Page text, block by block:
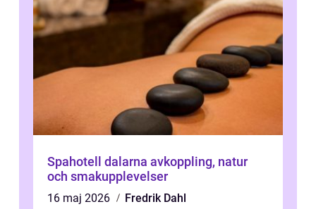
Spahotell dalarna avkoppling, natur
och smakupplevelser
16 maj 2026
Fredrik Dahl